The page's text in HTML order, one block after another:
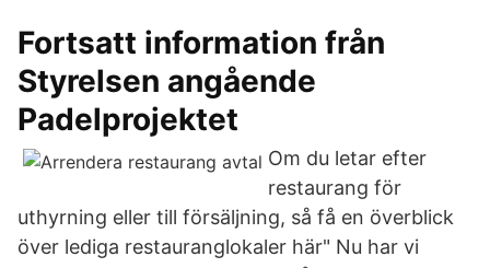
Fortsatt information från
Styrelsen angående
Padelprojektet
Om du letar efter
restaurang för
uthyrning eller till försäljning, så få en överblick
över lediga restauranglokaler här" Nu har vi